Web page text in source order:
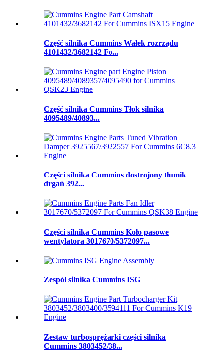
Część silnika Cummins Wałek rozrządu
4101432/3682142 Fo...
Część silnika Cummins Tłok silnika
4095489/40893...
Części silnika Cummins dostrojony tłumik
drgań 392...
Części silnika Cummins Koło pasowe
wentylatora 3017670/5372097...
Zespół silnika Cummins ISG
Zestaw turbosprężarki części silnika
Cummins 3803452/38...